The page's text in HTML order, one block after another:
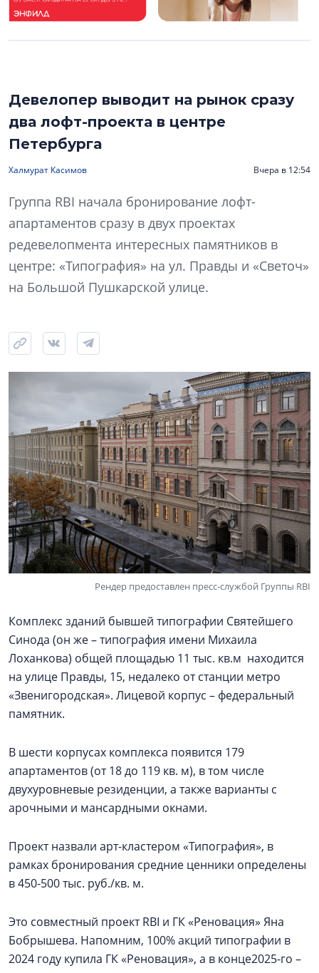
Девелопер выводит на рынок сразу
два лофт-проекта в центре
Петербурга
Халмурат Касимов Вчера в 12:54
Группа RBI начала бронирование лофт-
апартаментов сразу в двух проектах
редевелопмента интересных памятников в
центре: «Типография» на ул. Правды и «Светоч»
на Большой Пушкарской улице.
Рендер предоставлен пресс-службой Группы RBI
Комплекс зданий бывшей типографии Святейшего
Синода (он же – типография имени Михаила
Лоханкова) общей площадью 11 тыс. кв.м находится
на улице Правды, 15, недалеко от станции метро
«Звенигородская». Лицевой корпус – федеральный
памятник.
В шести корпусах комплекса появится 179
апартаментов (от 18 до 119 кв. м), в том числе
двухуровневые резиденции, а также варианты с
арочными и мансардными окнами.
Проект назвали арт-кластером «Типография», в
рамках бронирования средние ценники определены
в 450-500 тыс. руб./кв. м.
Это совместный проект RBI и ГК «Реновация» Яна
Бобрышева. Напомним, 100% акций типографии в
2024 году купила ГК «Реновация», а в конце2025-го –